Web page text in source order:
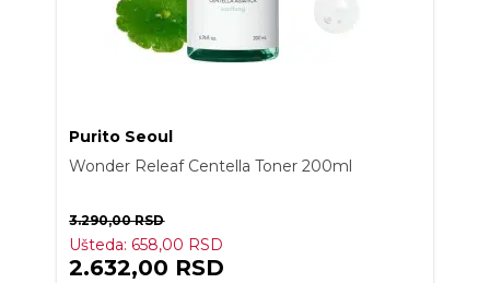
Purito Seoul
Wonder Releaf Centella Toner 200ml
3.290,00RSD
Ušteda: 658,00 RSD
2.632,00 RSD